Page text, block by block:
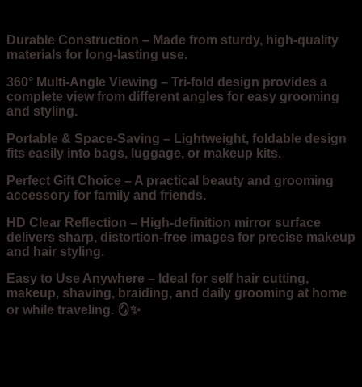
Durable Construction – Made from sturdy, high-quality
materials for long-lasting use.
360° Multi-Angle Viewing – Tri-fold design provides a
complete view from different angles for easy grooming
and styling.
Portable & Space-Saving – Lightweight, foldable design
fits easily into bags, luggage, or makeup kits.
Perfect Gift Choice – A practical beauty and grooming
accessory for family and friends.
HD Clear Reflection – High-definition mirror surface
delivers sharp, distortion-free images for precise makeup
and hair styling.
Easy to Use Anywhere – Ideal for self hair cutting,
makeup, shaving, braiding, and daily grooming at home
or while traveling. 🪞✨